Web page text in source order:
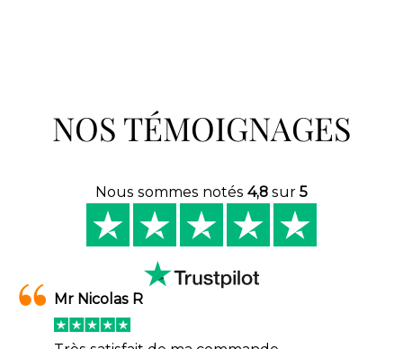
NOS TÉMOIGNAGES
Nous sommes notés 4,8 sur 5
Mr Nicolas R